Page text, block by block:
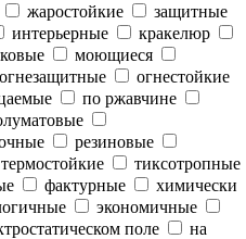
жаростойкие
защитные
интерьерные
кракелюр
моющиеся
огнезащитные
огнестойкие
по ржавчине
резиновые
термостойкие
тиксотропные
фактурные
химически
экономичные
поле
на